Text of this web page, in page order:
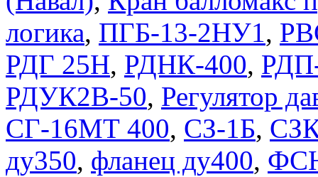
логика, ПГБ-13-2НУ1,
РДГ 25Н, РДНК-400,
РДУК2В-50, Регулятор
СГ-16МТ 400, СЗ-1Б,
ду350, фланец ду400,